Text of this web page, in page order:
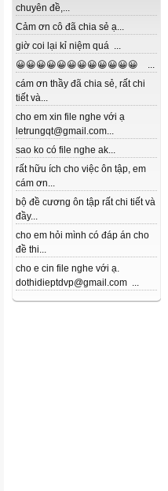
chuyên đề,...
Cảm ơn cô đã chia sẻ ạ...
giờ coi lại kỉ niệm quá ...
😀😀😀😀😀😀😀😀😀😀😀😀 ...
cám ơn thầy đã chia sẻ, rất chi
tiết và...
cho em xin file nghe với ạ
letrungqt@gmail.com...
sao ko có file nghe ak...
rất hữu ích cho việc ôn tập, em
cám ơn...
bộ đề cương ôn tập rất chi tiết và
đầy...
cho em hỏi mình có đáp án cho
đề thi...
cho e cin file nghe với ạ.
dothidieptdvp@gmail.com ...